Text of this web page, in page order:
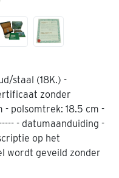
staal (18K.) -
zonder
polsomtrek: 18.5 cm -
- datumaanduiding -
op het
wordt geveild zonder